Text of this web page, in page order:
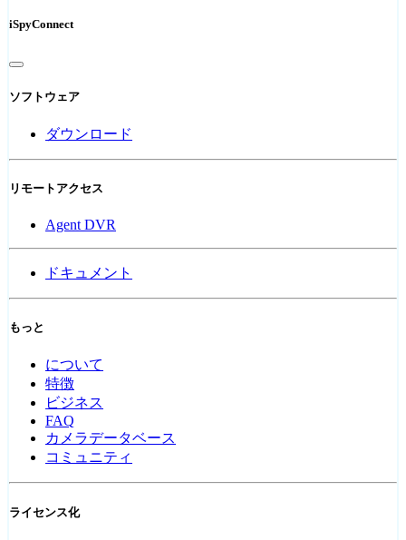
iSpyConnect
ソフトウェア
ダウンロード
リモートアクセス
Agent DVR
ドキュメント
もっと
について
特徴
ビジネス
FAQ
カメラデータベース
コミュニティ
ライセンス化